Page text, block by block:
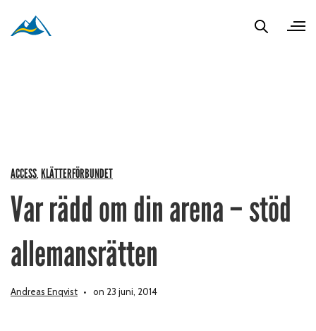
ACCESS KLÄTTERFÖRBUNDET
Var rädd om din arena – stöd
allemansrätten
Andreas Enqvist on 23 juni, 2014